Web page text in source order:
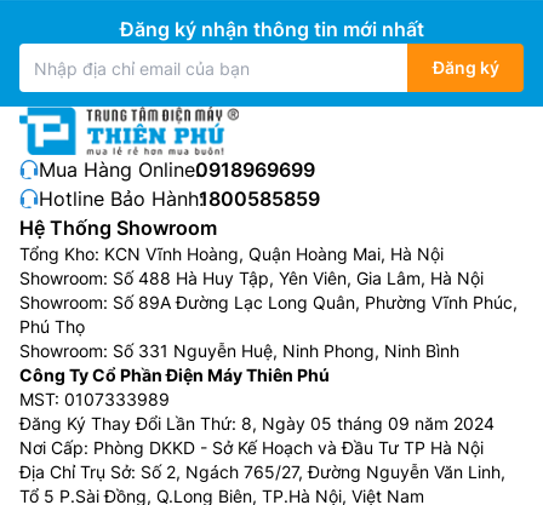
Đăng ký nhận thông tin mới nhất
Đăng ký
Mua Hàng Online:0918969699
Hotline Bảo Hành:1800585859
Hệ Thống Showroom
Tổng Kho: KCN Vĩnh Hoàng, Quận Hoàng Mai, Hà Nội
Showroom: Số 488 Hà Huy Tập, Yên Viên, Gia Lâm, Hà Nội
Showroom: Số 89A Đường Lạc Long Quân, Phường Vĩnh Phúc,
Phú Thọ
Showroom: Số 331 Nguyễn Huệ, Ninh Phong, Ninh Bình
Công Ty Cổ Phần Điện Máy Thiên Phú
MST: 0107333989
Đăng Ký Thay Đổi Lần Thứ: 8, Ngày 05 tháng 09 năm 2024
Nơi Cấp: Phòng DKKD - Sở Kế Hoạch và Đầu Tư TP Hà Nội
Địa Chỉ Trụ Sở: Số 2, Ngách 765/27, Đường Nguyễn Văn Linh,
Tổ 5 P.Sài Đồng, Q.Long Biên, TP.Hà Nội, Việt Nam